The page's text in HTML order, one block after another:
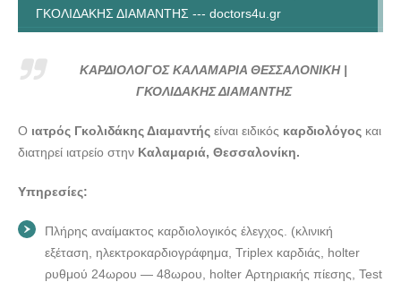
ΓΚΟΛΙΔΑΚΗΣ ΔΙΑΜΑΝΤΗΣ --- doctors4u.gr
ΓΚΟΛΙΔΑΚΗΣ ΔΙΑΜΑΝΤΗΣ --- doctors4u.gr
ΚΑΡΔΙΟΛΟΓΟΣ ΚΑΛΑΜΑΡΙΑ ΘΕΣΣΑΛΟΝΙΚΗ |
ΚΑΡΔΙΟΛΟΓΟΣ ΚΑΛΑΜΑΡΙΑ ΘΕΣΣΑΛΟΝΙΚΗ |
ΓΚΟΛΙΔΑΚΗΣ ΔΙΑΜΑΝΤΗΣ
Ο ιατρός Γκολιδάκης Διαμαντής είναι ειδικός καρδιολόγος και
διατηρεί ιατρείο στην Καλαμαριά, Θεσσαλονίκη.
Υπηρεσίες:
Πλήρης αναίμακτος καρδιολογικός έλεγχος. (κλινική
εξέταση, ηλεκτροκαρδιογράφημα, Triplex καρδιάς, holter
ρυθμού 24ωρου — 48ωρου, holter Αρτηριακής πίεσης, Test